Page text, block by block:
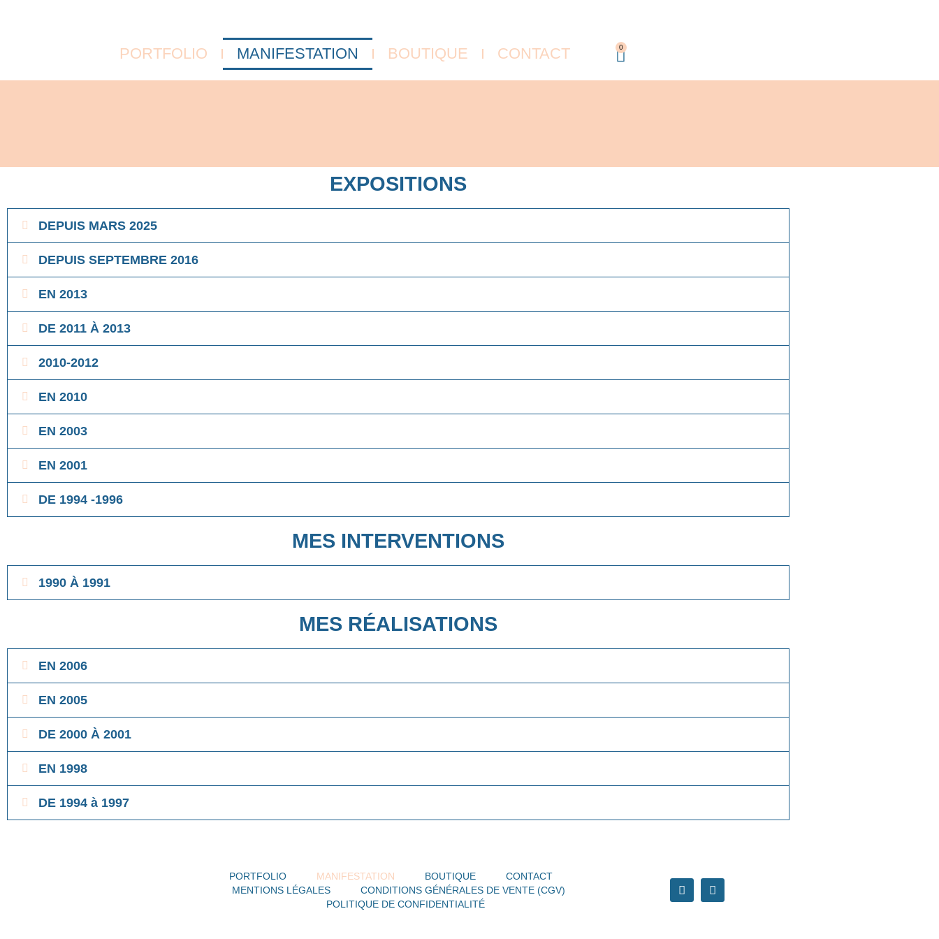
PORTFOLIO MANIFESTATION BOUTIQUE CONTACT 0
EXPOSITIONS
DEPUIS MARS 2025
DEPUIS SEPTEMBRE 2016
EN 2013
DE 2011 À 2013
2010-2012
EN 2010
EN 2003
EN 2001
DE 1994 -1996
MES INTERVENTIONS
1990 À 1991
MES RÉALISATIONS
EN 2006
EN 2005
DE 2000 À 2001
EN 1998
DE 1994 à 1997
PORTFOLIO MANIFESTATION BOUTIQUE
CONTACT
MENTIONS LÉGALES
CONDITIONS GÉNÉRALES DE VENTE (CGV)
POLITIQUE DE CONFIDENTIALITÉ